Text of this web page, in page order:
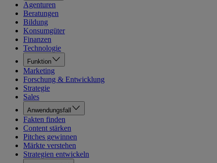
Agenturen
Beratungen
Bildung
Konsumgüter
Finanzen
Technologie
Funktion
Marketing
Forschung & Entwicklung
Strategie
Sales
Anwendungsfall
Fakten finden
Content stärken
Pitches gewinnen
Märkte verstehen
Strategien entwickeln